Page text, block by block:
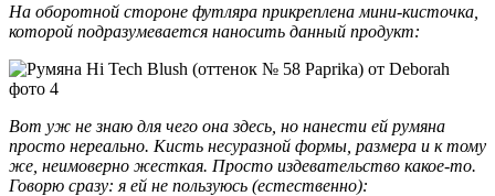
На оборотной стороне футляра прикреплена мини-кисточка,
которой подразумевается наносить данный продукт:
Вот уж не знаю для чего она здесь, но нанести ей румяна
просто нереально. Кисть несуразной формы, размера и к тому
же, неимоверно жесткая. Просто издевательство какое-то.
Говорю сразу: я ей не пользуюсь (естественно):